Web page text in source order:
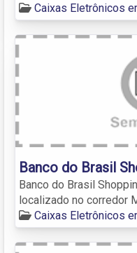
Caixas Eletrônicos
Banco do Brasil
Banco do Brasil
localizado no corredor
Caixas Eletrônicos